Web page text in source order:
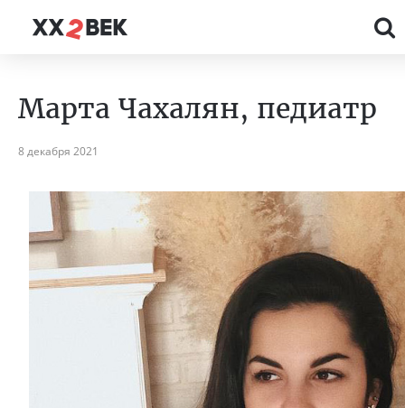
Марта Чахалян, педиатр
8 декабря 2021